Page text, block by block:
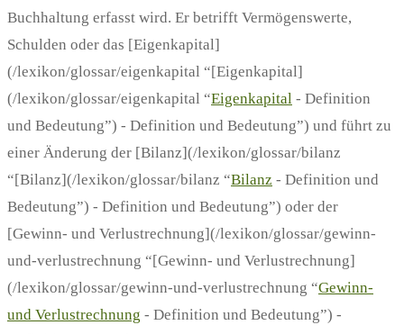
Buchhaltung erfasst wird. Er betrifft Vermögenswerte,
Schulden oder das [Eigenkapital]
(/lexikon/glossar/eigenkapital “[Eigenkapital]
(/lexikon/glossar/eigenkapital “Eigenkapital - Definition
und Bedeutung”) - Definition und Bedeutung”) und führt zu
einer Änderung der [Bilanz](/lexikon/glossar/bilanz
“[Bilanz](/lexikon/glossar/bilanz “Bilanz - Definition und
Bedeutung”) - Definition und Bedeutung”) oder der
[Gewinn- und Verlustrechnung](/lexikon/glossar/gewinn-
und-verlustrechnung “[Gewinn- und Verlustrechnung]
(/lexikon/glossar/gewinn-und-verlustrechnung “Gewinn-
und Verlustrechnung - Definition und Bedeutung”) -